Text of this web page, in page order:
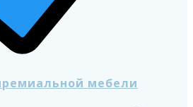
мебели